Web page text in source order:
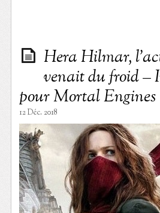
Hera Hilmar,
venait du froid –
pour Mortal Engines
12 Déc. 2018